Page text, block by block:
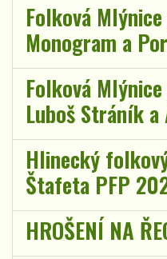
Folková
Monogram a
Folková
Luboš Stráník
Hlinecký
Štafeta PFP
HROŠENÍ NA